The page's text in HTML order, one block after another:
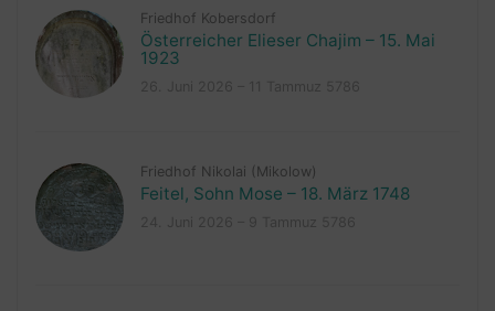
Friedhof Kobersdorf
Österreicher Elieser Chajim – 15. Mai
1923
Friedhof Nikolai (Mikolow)
Feitel, Sohn Mose – 18. März 1748